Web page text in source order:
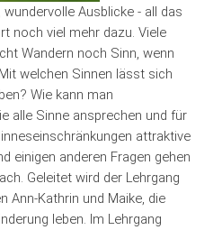
Ausblicke - all das
noch viel mehr dazu. Viele
Wandern noch Sinn, wenn
welchen Sinnen lässt sich
Wie kann man
alle Sinne ansprechen und für
attraktive
einigen anderen Fragen gehen
Geleitet wird der Lehrgang
Ann-Kathrin und Maike, die
leben. Im Lehrgang